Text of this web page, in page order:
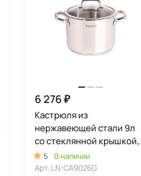
6 276 ₽
Кастрюля из
нержавеющей стали 9л
со стеклянной крышкой,
линия "Леон"
5
В наличии
Арт. LN-CA9026G